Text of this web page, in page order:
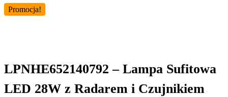
Promocja!
LPNHE652140792 – Lampa Sufitowa
LED 28W z Radarem i Czujnikiem